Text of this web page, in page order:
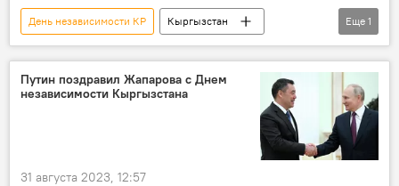
День независимости КР
Кыргызстан
видео
Еще 1
Путин поздравил Жапарова с Днем
независимости Кыргызстана
31 августа 2023, 12:57